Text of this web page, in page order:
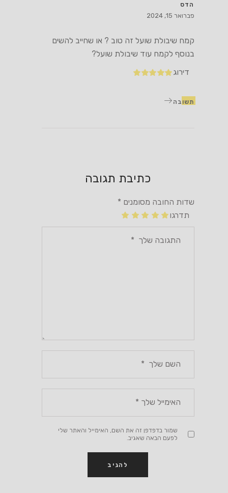
הדס
פברואר 15, 2024
קמח שיבולת שועל זה טוב ? או שחייב להשים
בנוסף לקמח עוד שיבולת שועל?
דירוג
תשובה
כתיבת תגובה
שדות החובה מסומנים *
תדרגו
שמור בדפדפן זה את השם, האימייל והאתר שלי
לפעם הבאה שאגיב.